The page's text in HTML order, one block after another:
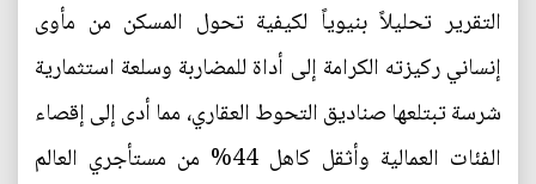
التقرير تحليلاً بنيوياً لكيفية تحول المسكن من مأوى
إنساني ركيزته الكرامة إلى أداة للمضاربة وسلعة استثمارية
شرسة تبتلعها صناديق التحوط العقاري، مما أدى إلى إقصاء
الفئات العمالية وأثقل كاهل 44% من مستأجري العالم